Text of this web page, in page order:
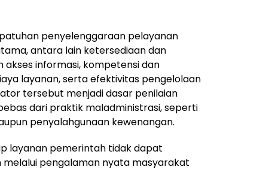
penyelenggaraan pelayanan
antara lain ketersediaan dan
informasi, kompetensi dan
layanan, serta efektivitas pengelolaan
tersebut menjadi dasar penilaian
dari praktik maladministrasi, seperti
penyalahgunaan kewenangan.
layanan pemerintah tidak dapat
melalui pengalaman nyata masyarakat